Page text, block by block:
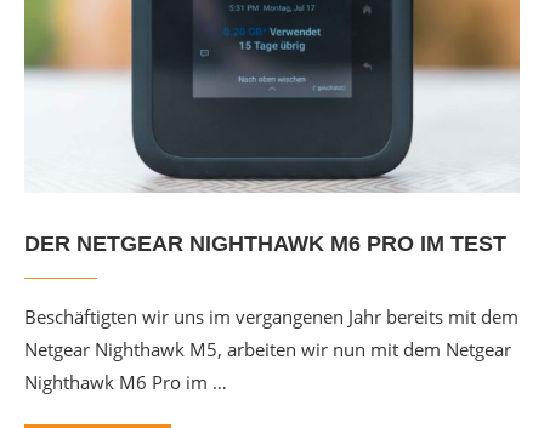
DER NETGEAR NIGHTHAWK M6 PRO IM TEST
Beschäftigten wir uns im vergangenen Jahr bereits mit dem
Netgear Nighthawk M5, arbeiten wir nun mit dem Netgear
Nighthawk M6 Pro im …